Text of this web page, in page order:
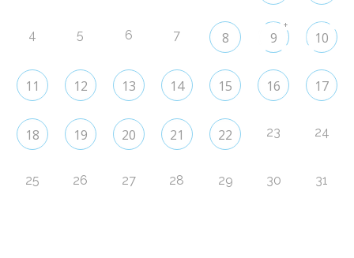
4 5 6 7 8 9
+
10
11 12 13 14 15 16 17
18 19 20 21 22 23 24
25 26 27 28 29 30 31